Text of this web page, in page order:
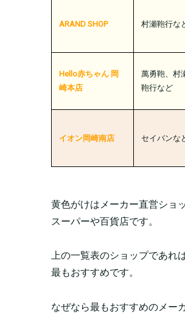
ARAND SHOP 村瀬鞄行な
Hello赤ちゃん 岡
崎本店
萬勇鞄、村
鞄行など
イオン岡崎南店 セイバンな
黄色がけはメーカー直営ショ
スーパーや百貨店です。
上の一覧表のショップであれ
最もおすすめです。
なぜなら最もおすすめのメー